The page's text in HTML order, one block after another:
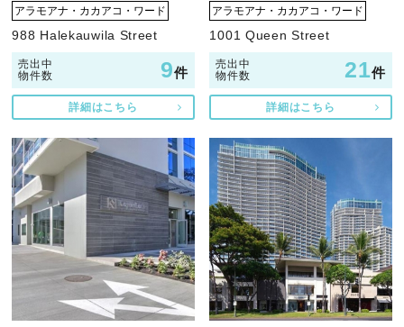
アラモアナ・カカアコ・ワード
988 Halekauwila Street
売出中
物件数
9件
詳細はこちら
アラモアナ・カカアコ・ワード
1001 Queen Street
売出中
物件数
21件
詳細はこちら